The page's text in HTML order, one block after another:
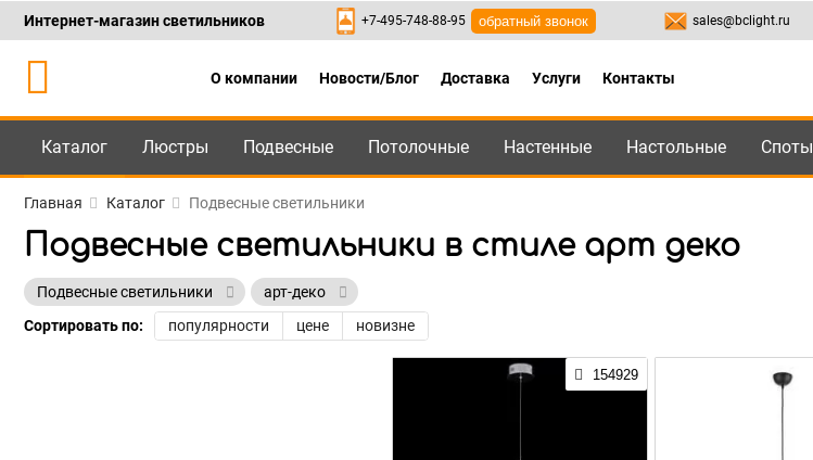
Каталог +7-495-748-88-95 ,8-800-550-95-45 sales@bclight.ru
Интернет-магазин светильников +7-495-748-88-95 обратный звонок sales@bclight.ru
О компании Новости/Блог Доставка Услуги Контакты
Каталог Люстры Подвесные Потолочные Настенные Настольные Споты
Главная Каталог Подвесные светильники
Подвесные светильники в стиле арт деко
Подвесные светильники
арт-деко
Сортировать по:
популярности цене новизне
154929